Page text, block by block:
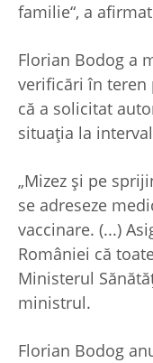
familie“, a
Florian Bodog a
verificări în teren
că a solicitat
situaţia la
„Mizez şi pe
se adreseze
vaccinare. (...)
României că
Ministerul
ministrul.
Florian Bodog